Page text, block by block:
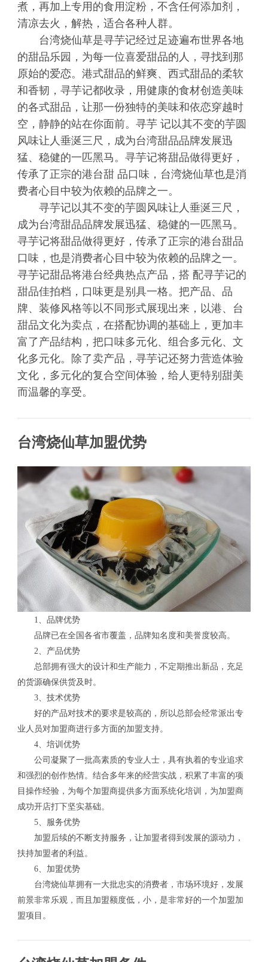
煮，再加上专用的食用淀粉，不含任何添加剂，
清凉去火，解热，适合各种人群。
台湾烧仙草是寻芋记经过足迹遍布世界各地
的甜品乐园，为每一位喜爱甜品的人，寻找到那
原始的爱恋。港式甜品的鲜爽、西式甜品的柔软
和香韧，寻芋记都收录，用健康的食材创造美味
的各式甜品，让那一份独特的美味和依恋穿越时
空，静静的站在你面前。寻芋 记以其不变的芋圆
风味让人垂涎三尺，成为台湾甜品品牌发展迅
猛、稳健的一匹黑马。寻芋记将甜品做得更好，
传承了正宗的港台甜 品口味，台湾烧仙草也是消
费者心目中较为依赖的品牌之一。
寻芋记以其不变的芋圆风味让人垂涎三尺，
成为台湾甜品品牌发展迅猛、稳健的一匹黑马。
寻芋记将甜品做得更好，传承了正宗的港台甜品
口味，也是消费者心目中较为依赖的品牌之一。
寻芋记甜品将港台经典热点产品，搭 配寻芋记的
甜品佳拍档，口味更是别具一格。把产品、品
牌、装修风格等以不同形式展现出来，以港、台
甜品文化为卖点，在搭配协调的基础上，更加丰
富了产品结构，把口味多元化、组合多元化、文
化多元化。除了卖产品，寻芋记还努力营造体验
文化，多元化的复合空间体验，给人更特别甜美
而温馨的享受。
台湾烧仙草加盟优势
1、品牌优势
品牌已在全国各省市覆盖，品牌知名度和美誉度较高。
2、产品优势
总部拥有强大的设计和生产能力，不定期推出新品，充足
的货源确保供货及时。
3、技术优势
好的产品对技术的要求是较高的，所以总部会经常派出专
业人员对加盟商进行多方面的加盟支持。
4、培训优势
公司凝聚了一批高素质的专业人士，具有执着的专业追求
和强烈的创作热情。结合多年来的经营实战，积累了丰富的项
目操作经验，为每个加盟商提供多方面系统化培训，为加盟商
成功开店打下坚实基础。
5、服务优势
加盟后续的不断支持服务，让加盟者得到发展的源动力，
扶持加盟者的利益。
6、加盟优势
台湾烧仙草拥有一大批忠实的消费者，市场环境好，发展
前景非常乐观，而且加盟额度低，小，是非常好的一个加盟加
盟项目。